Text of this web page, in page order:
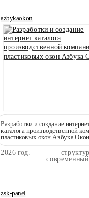
azbykaokon
Разработки и создание
каталога производственной
пластиковых окон Азбука Окон
2026 год.
zsk-panel